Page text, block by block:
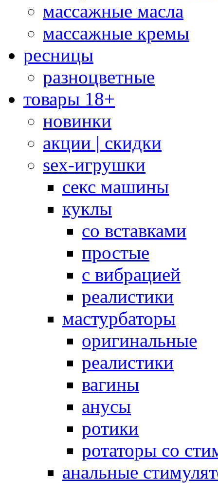
массажные масла
массажные кремы
ресницы
разноцветные
товары 18+
новинки
акции | скидки
sex-игрушки
секс машины
куклы
со вставками
простые
с вибрацией
реалистики
мастурбаторы
оригинальные
реалистики
вагины
анусы
ротики
ротаторы со
анальные